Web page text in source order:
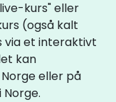
kurs" eller
(også kalt
via et interaktivt
kan
eller på